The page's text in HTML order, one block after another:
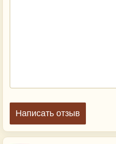
Написать отзыв